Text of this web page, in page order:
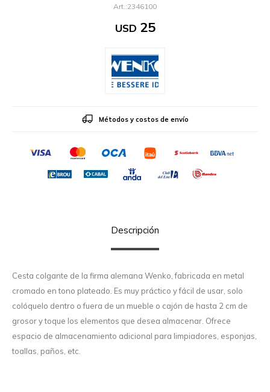
2346100
USD 25
Métodos y costos de envío
Descripción
Cesta colgante de la firma alemana Wenko, fabricada en metal
cromado en tono plateado. Es muy práctico y fácil de usar, solo
colóquelo dentro o fuera de un mueble o cajón de hasta 2 cm de
grosor y toque los elementos que desea almacenar. Ofrece
espacio de almacenamiento adicional para limpiadores, esponjas,
toallas, paños, etc.